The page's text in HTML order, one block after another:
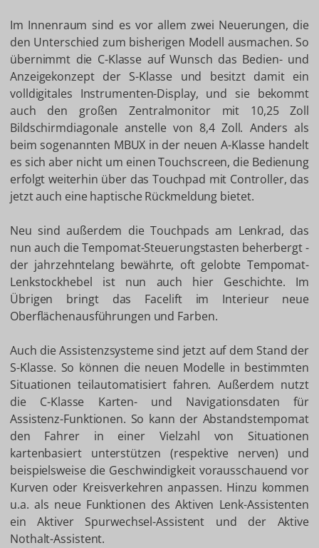
Im Innenraum sind es vor allem zwei Neuerungen, die
den Unterschied zum bisherigen Modell ausmachen. So
übernimmt die C-Klasse auf Wunsch das Bedien- und
Anzeigekonzept der S-Klasse und besitzt damit ein
volldigitales Instrumenten-Display, und sie bekommt
auch den großen Zentralmonitor mit 10,25 Zoll
Bildschirmdiagonale anstelle von 8,4 Zoll. Anders als
beim sogenannten MBUX in der neuen A-Klasse handelt
es sich aber nicht um einen Touchscreen, die Bedienung
erfolgt weiterhin über das Touchpad mit Controller, das
jetzt auch eine haptische Rückmeldung bietet.
Neu sind außerdem die Touchpads am Lenkrad, das
nun auch die Tempomat-Steuerungstasten beherbergt -
der jahrzehntelang bewährte, oft gelobte Tempomat-
Lenkstockhebel ist nun auch hier Geschichte. Im
Übrigen bringt das Facelift im Interieur neue
Oberflächenausführungen und Farben.
Auch die Assistenzsysteme sind jetzt auf dem Stand der
S-Klasse. So können die neuen Modelle in bestimmten
Situationen teilautomatisiert fahren. Außerdem nutzt
die C-Klasse Karten- und Navigationsdaten für
Assistenz-Funktionen. So kann der Abstandstempomat
den Fahrer in einer Vielzahl von Situationen
kartenbasiert unterstützen (respektive nerven) und
beispielsweise die Geschwindigkeit vorausschauend vor
Kurven oder Kreisverkehren anpassen. Hinzu kommen
u.a. als neue Funktionen des Aktiven Lenk-Assistenten
ein Aktiver Spurwechsel-Assistent und der Aktive
Nothalt-Assistent.